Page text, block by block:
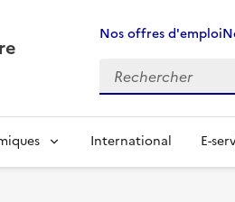
Nos offres d'emploi
International E-